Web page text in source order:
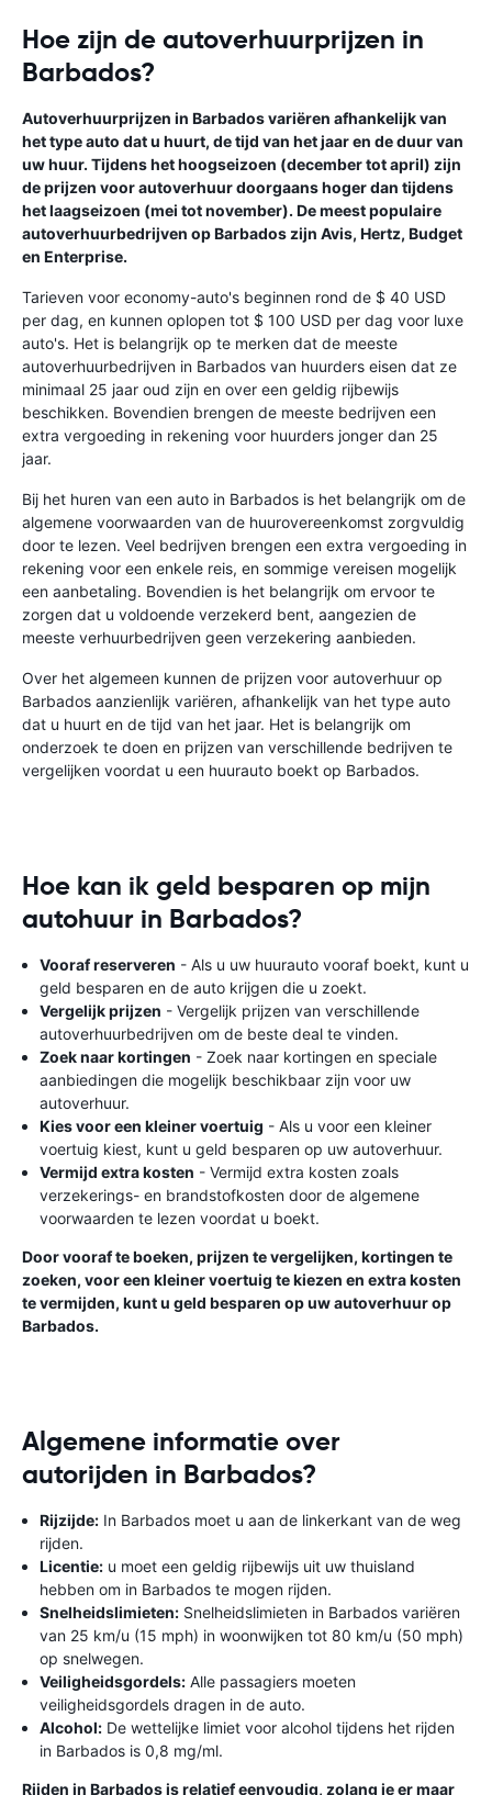
Hoe zijn de autoverhuurprijzen in
Barbados?
Autoverhuurprijzen in Barbados variëren afhankelijk van
het type auto dat u huurt, de tijd van het jaar en de duur van
uw huur. Tijdens het hoogseizoen (december tot april) zijn
de prijzen voor autoverhuur doorgaans hoger dan tijdens
het laagseizoen (mei tot november). De meest populaire
autoverhuurbedrijven op Barbados zijn Avis, Hertz, Budget
en Enterprise.
Tarieven voor economy-auto's beginnen rond de $ 40 USD
per dag, en kunnen oplopen tot $ 100 USD per dag voor luxe
auto's. Het is belangrijk op te merken dat de meeste
autoverhuurbedrijven in Barbados van huurders eisen dat ze
minimaal 25 jaar oud zijn en over een geldig rijbewijs
beschikken. Bovendien brengen de meeste bedrijven een
extra vergoeding in rekening voor huurders jonger dan 25
jaar.
Bij het huren van een auto in Barbados is het belangrijk om de
algemene voorwaarden van de huurovereenkomst zorgvuldig
door te lezen. Veel bedrijven brengen een extra vergoeding in
rekening voor een enkele reis, en sommige vereisen mogelijk
een aanbetaling. Bovendien is het belangrijk om ervoor te
zorgen dat u voldoende verzekerd bent, aangezien de
meeste verhuurbedrijven geen verzekering aanbieden.
Over het algemeen kunnen de prijzen voor autoverhuur op
Barbados aanzienlijk variëren, afhankelijk van het type auto
dat u huurt en de tijd van het jaar. Het is belangrijk om
onderzoek te doen en prijzen van verschillende bedrijven te
vergelijken voordat u een huurauto boekt op Barbados.
Hoe kan ik geld besparen op mijn
autohuur in Barbados?
Vooraf reserveren - Als u uw huurauto vooraf boekt, kunt u
geld besparen en de auto krijgen die u zoekt.
Vergelijk prijzen - Vergelijk prijzen van verschillende
autoverhuurbedrijven om de beste deal te vinden.
Zoek naar kortingen - Zoek naar kortingen en speciale
aanbiedingen die mogelijk beschikbaar zijn voor uw
autoverhuur.
Kies voor een kleiner voertuig - Als u voor een kleiner
voertuig kiest, kunt u geld besparen op uw autoverhuur.
Vermijd extra kosten - Vermijd extra kosten zoals
verzekerings- en brandstofkosten door de algemene
voorwaarden te lezen voordat u boekt.
Door vooraf te boeken, prijzen te vergelijken, kortingen te
zoeken, voor een kleiner voertuig te kiezen en extra kosten
te vermijden, kunt u geld besparen op uw autoverhuur op
Barbados.
Algemene informatie over
autorijden in Barbados?
Rijzijde: In Barbados moet u aan de linkerkant van de weg
rijden.
Licentie: u moet een geldig rijbewijs uit uw thuisland
hebben om in Barbados te mogen rijden.
Snelheidslimieten: Snelheidslimieten in Barbados variëren
van 25 km/u (15 mph) in woonwijken tot 80 km/u (50 mph)
op snelwegen.
Veiligheidsgordels: Alle passagiers moeten
veiligheidsgordels dragen in de auto.
Alcohol: De wettelijke limiet voor alcohol tijdens het rijden
in Barbados is 0,8 mg/ml.
Rijden in Barbados is relatief eenvoudig, zolang je er maar